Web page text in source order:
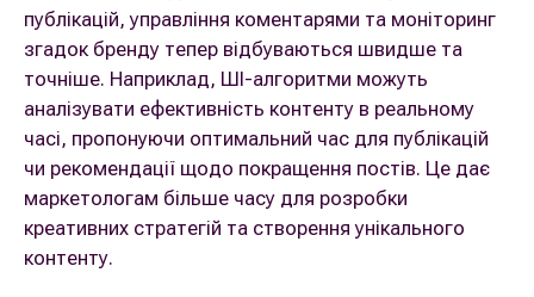
публікацій, управління коментарями та моніторинг
згадок бренду тепер відбуваються швидше та
точніше. Наприклад, ШІ-алгоритми можуть
аналізувати ефективність контенту в реальному
часі, пропонуючи оптимальний час для публікацій
чи рекомендації щодо покращення постів. Це дає
маркетологам більше часу для розробки
креативних стратегій та створення унікального
контенту.